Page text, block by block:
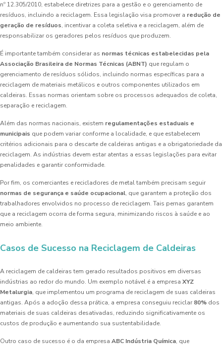
nº 12.305/2010, estabelece diretrizes para a gestão e o gerenciamento de
resíduos, incluindo a reciclagem. Essa legislação visa promover a redução de
geração de resíduos, incentivar a coleta seletiva e a reciclagem, além de
responsabilizar os geradores pelos resíduos que produzem.
É importante também considerar as normas técnicas estabelecidas pela
Associação Brasileira de Normas Técnicas (ABNT) que regulam o
gerenciamento de resíduos sólidos, incluindo normas específicas para a
reciclagem de materiais metálicos e outros componentes utilizados em
caldeiras. Essas normas orientam sobre os processos adequados de coleta,
separação e reciclagem.
Além das normas nacionais, existem regulamentações estaduais e
municipais que podem variar conforme a localidade, e que estabelecem
critérios adicionais para o descarte de caldeiras antigas e a obrigatoriedade da
reciclagem. As indústrias devem estar atentas a essas legislações para evitar
penalidades e garantir conformidade.
Por fim, os comerciantes e recicladores de metal também precisam seguir
normas de segurança e saúde ocupacional, que garantem a proteção dos
trabalhadores envolvidos no processo de reciclagem. Tais pernas garantem
que a reciclagem ocorra de forma segura, minimizando riscos à saúde e ao
meio ambiente.
Casos de Sucesso na Reciclagem de Caldeiras
A reciclagem de caldeiras tem gerado resultados positivos em diversas
indústrias ao redor do mundo. Um exemplo notável é a empresa XYZ
Metalurgia, que implementou um programa de reciclagem de suas caldeiras
antigas. Após a adoção dessa prática, a empresa conseguiu reciclar 80% dos
materiais de suas caldeiras desativadas, reduzindo significativamente os
custos de produção e aumentando sua sustentabilidade.
Outro caso de sucesso é o da empresa ABC Indústria Química, que